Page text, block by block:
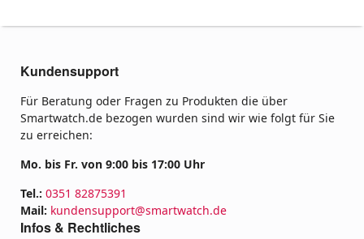
Kundensupport
Für Beratung oder Fragen zu Produkten die über
Smartwatch.de bezogen wurden sind wir wie folgt für Sie
zu erreichen:
Mo. bis Fr. von 9:00 bis 17:00 Uhr
Tel.: 0351 82875391
Mail: kundensupport@smartwatch.de
Infos & Rechtliches